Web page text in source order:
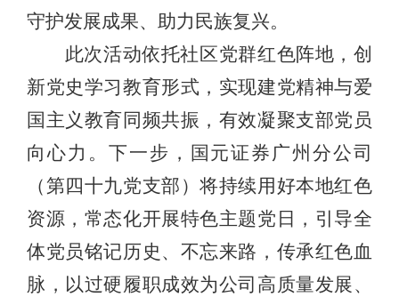
守护发展成果、助力民族复兴。
此次活动依托社区党群红色阵地，创
新党史学习教育形式，实现建党精神与爱
国主义教育同频共振，有效凝聚支部党员
向心力。下一步，国元证券广州分公司
（第四十九党支部）将持续用好本地红色
资源，常态化开展特色主题党日，引导全
体党员铭记历史、不忘来路，传承红色血
脉，以过硬履职成效为公司高质量发展、